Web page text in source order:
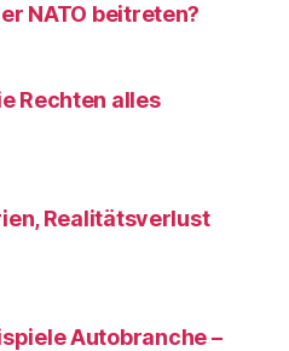
NATO beitreten?
Rechten alles
Realitätsverlust
Autobranche –